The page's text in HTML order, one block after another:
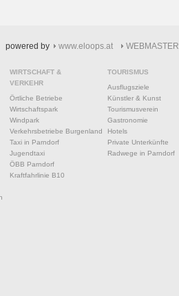
powered by www.eloops.at WEBMASTER
WIRTSCHAFT &
VERKEHR
Örtliche Betriebe
Wirtschaftspark
Windpark
Verkehrsbetriebe Burgenland
Taxi in Parndorf
Jugendtaxi
ÖBB Parndorf
Kraftfahrlinie B10
TOURISMUS
Ausflugsziele
Künstler & Kunst
Tourismusverein
Gastronomie
Hotels
Private Unterkünfte
Radwege in Parndorf